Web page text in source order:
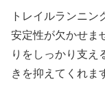
トレイルランニ
安定性が欠かせま
りをしっかり支え
きを抑えてくれま